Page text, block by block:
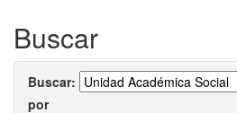
Buscar
Buscar:
por